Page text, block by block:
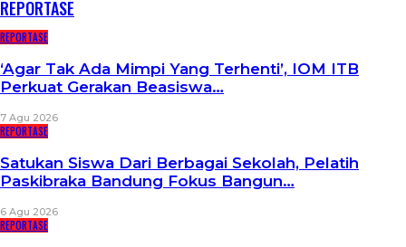
REPORTASE
REPORTASE
‘Agar Tak Ada Mimpi Yang Terhenti’, IOM ITB
Perkuat Gerakan Beasiswa…
7 Agu 2026
REPORTASE
Satukan Siswa Dari Berbagai Sekolah, Pelatih
Paskibraka Bandung Fokus Bangun…
6 Agu 2026
REPORTASE